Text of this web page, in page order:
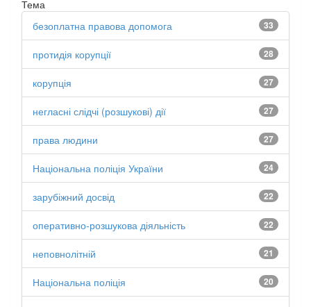
Тема
33
безоплатна правова допомога
28
протидія корупції
27
корупція
27
негласні слідчі (розшукові) дії
27
права людини
24
Національна поліція України
22
зарубіжний досвід
22
оперативно-розшукова діяльність
21
неповнолітній
20
Національна поліція